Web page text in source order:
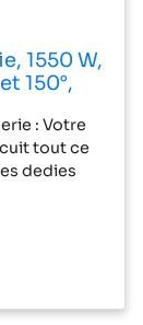
1550 W,
150°,
: Votre
tout ce
dedies
qu'un kit
de
à
Cuiseur